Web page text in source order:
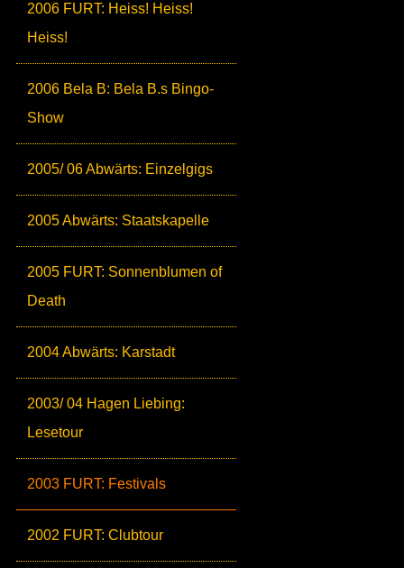
2006 FURT: Heiss! Heiss!
Heiss!
2006 Bela B: Bela B.s Bingo-
Show
2005/ 06 Abwärts: Einzelgigs
2005 Abwärts: Staatskapelle
2005 FURT: Sonnenblumen of
Death
2004 Abwärts: Karstadt
2003/ 04 Hagen Liebing:
Lesetour
2003 FURT: Festivals
2002 FURT: Clubtour